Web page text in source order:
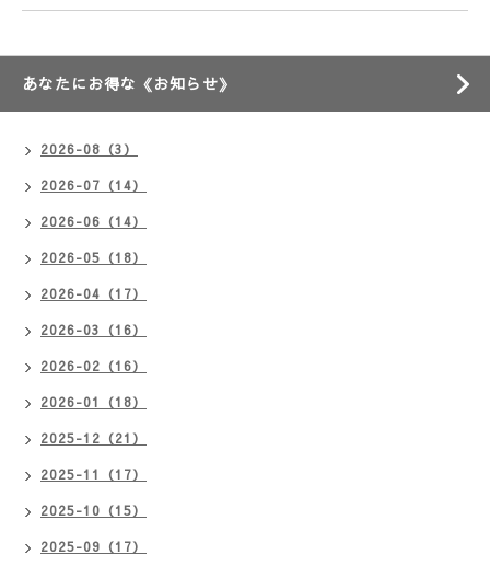
あなたにお得な《お知らせ》
2026-08（3）
2026-07（14）
2026-06（14）
2026-05（18）
2026-04（17）
2026-03（16）
2026-02（16）
2026-01（18）
2025-12（21）
2025-11（17）
2025-10（15）
2025-09（17）